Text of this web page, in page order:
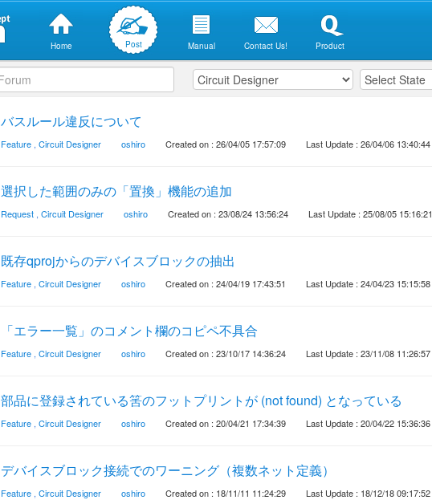
Home Post Manual Contact Us! Product
バスルール違反について
Feature , Circuit Designer oshiro Created on : 26/04/05 17:57:09 Last Update : 26/04/06 13:40:44
選択した範囲のみの「置換」機能の追加
Request , Circuit Designer oshiro Created on : 23/08/24 13:56:24 Last Update : 25/08/05 15:16:21
既存qprojからのデバイスブロックの抽出
Feature , Circuit Designer oshiro Created on : 24/04/19 17:43:51 Last Update : 24/04/23 15:15:58
「エラー一覧」のコメント欄のコピペ不具合
Feature , Circuit Designer oshiro Created on : 23/10/17 14:36:24 Last Update : 23/11/08 11:26:57
部品に登録されている筈のフットプリントが (not found) となっている
Feature , Circuit Designer oshiro Created on : 20/04/21 17:34:39 Last Update : 20/04/22 15:36:36
デバイスブロック接続でのワーニング（複数ネット定義）
Feature , Circuit Designer oshiro Created on : 18/11/11 11:24:29 Last Update : 18/12/18 09:17:52